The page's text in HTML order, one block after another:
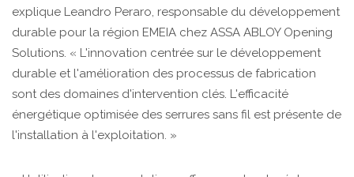
explique Leandro Peraro, responsable du développement
durable pour la région EMEIA chez ASSA ABLOY Opening
Solutions. « L'innovation centrée sur le développement
durable et l'amélioration des processus de fabrication
sont des domaines d'intervention clés. L'efficacité
énergétique optimisée des serrures sans fil est présente de
l'installation à l'exploitation. »